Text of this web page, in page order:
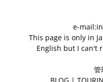
e-
This page is only in
English but I can't
管